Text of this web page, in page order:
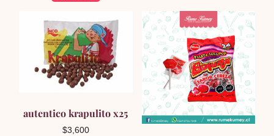
autentico krapulito x25
$3,600